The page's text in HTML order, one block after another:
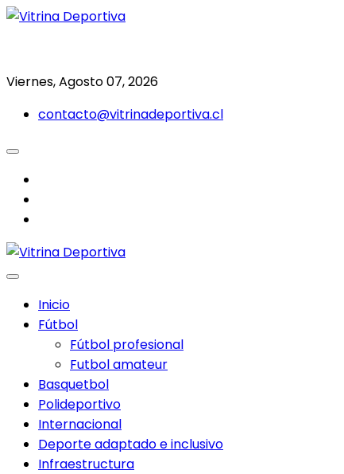
Saltar
Viernes, Agosto 07, 2026
contacto@vitrinadeportiva.cl
Inicio
Fútbol
Fútbol profesional
Futbol amateur
Basquetbol
Polideportivo
Internacional
Deporte adaptado e inclusivo
Infraestructura